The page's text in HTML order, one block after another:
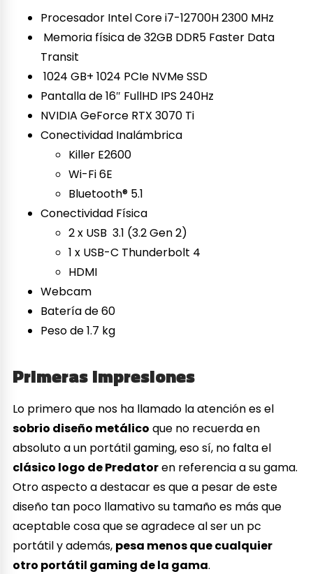
Procesador Intel Core i7-12700H 2300 MHz
Memoria física de 32GB DDR5 Faster Data
Transit
1024 GB+ 1024 PCIe NVMe SSD
Pantalla de 16″ FullHD IPS 240Hz
NVIDIA GeForce RTX 3070 Ti
Conectividad Inalámbrica
Killer E2600
Wi-Fi 6E
Bluetooth® 5.1
Conectividad Física
2 x USB 3.1 (3.2 Gen 2)
1 x USB-C Thunderbolt 4
HDMI
Webcam
Batería de 60
Peso de 1.7 kg
Primeras impresiones
Lo primero que nos ha llamado la atención es el
sobrio diseño metálico que no recuerda en
absoluto a un portátil gaming, eso sí, no falta el
clásico logo de Predatoren referencia a su gama.
Otro aspecto a destacar es que a pesar de este
diseño tan poco llamativo su tamaño es más que
aceptable cosa que se agradece al ser un pc
portátil y además, pesa menos que cualquier
otro portátil gaming de la gama.